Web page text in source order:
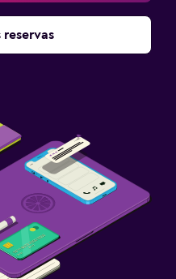
reservas